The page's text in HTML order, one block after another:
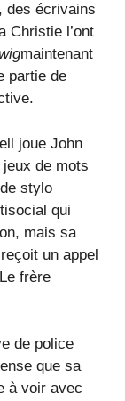
des écrivains
Christie l’ont
maintenant
partie de
joue John
de mots
stylo
qui
mais sa
un appel
frère
de police
que sa
à voir avec